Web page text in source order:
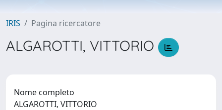
IRIS Pagina ricercatore
ALGAROTTI, VITTORIO
Nome completo
ALGAROTTI, VITTORIO